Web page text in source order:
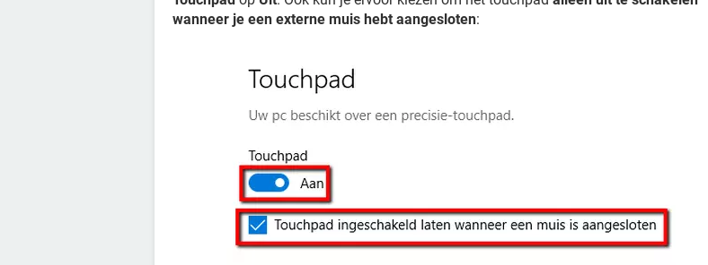
wanneer je een externe muis hebt aangesloten: